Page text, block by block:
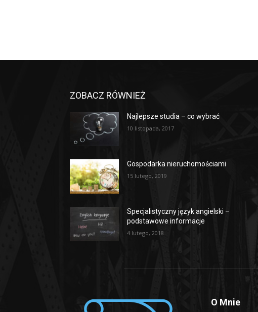
ZOBACZ RÓWNIEŻ
Najlepsze studia – co wybrać
10 listopada, 2017
Gospodarka nieruchomościami
15 lutego, 2019
Specjalistyczny język angielski –
podstawowe informacje
4 lutego, 2018
O Mnie